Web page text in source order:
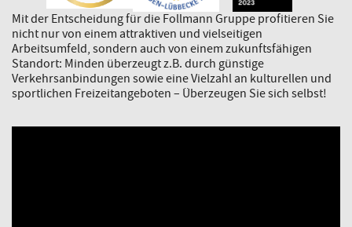
Mit der Entscheidung für die Follmann Gruppe profitieren Sie
nicht nur von einem attraktiven und vielseitigen
Arbeitsumfeld, sondern auch von einem zukunftsfähigen
Standort: Minden überzeugt z.B. durch günstige
Verkehrsanbindungen sowie eine Vielzahl an kulturellen und
sportlichen Freizeitangeboten – Überzeugen Sie sich selbst!